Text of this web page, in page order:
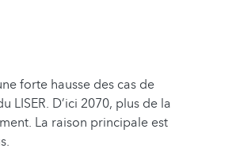
forte hausse des cas de
LISER. D’ici 2070, plus de la
La raison principale est